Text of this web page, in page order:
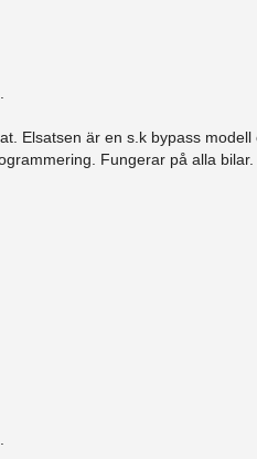
Elsatsen är en s.k bypass modell
Fungerar på alla